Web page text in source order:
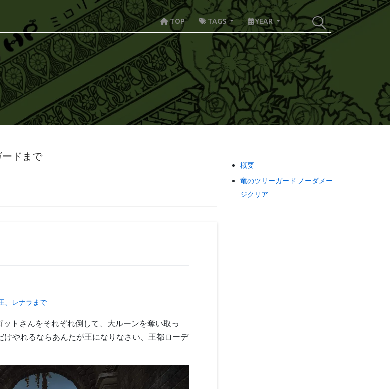
TOP TAGS YEAR
ドまで
、レナラまで
トさんをそれぞれ倒して、大ルーンを奪い取っ
けやれるならあんたが王になりなさい、王都ローデ
概要
竜のツリーガード ノーダメー
ジクリア